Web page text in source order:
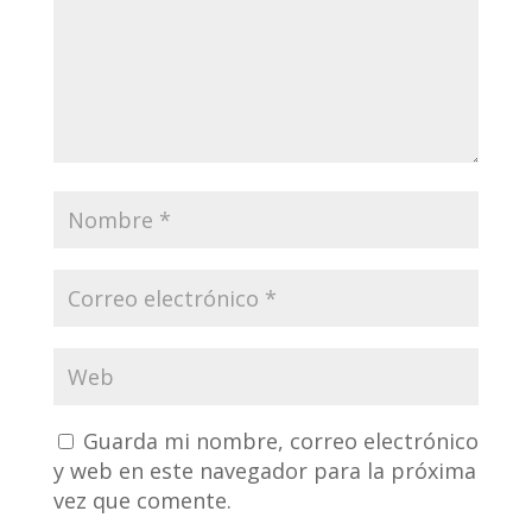
Guarda mi nombre, correo electrónico
y web en este navegador para la próxima
vez que comente.